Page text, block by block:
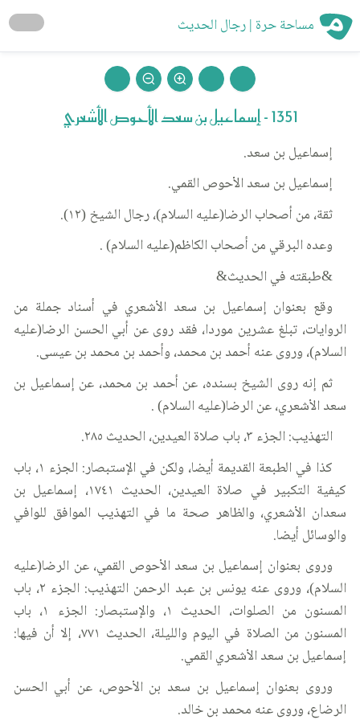
مساحة حرة | رجال الحديث
1351 - إسماعيل بن سعد الأحوص الأشعري
إسماعيل بن سعد.
إسماعيل بن سعد الأحوص القمي.
ثقة، من أصحاب الرضا(عليه السلام)، رجال الشيخ (١٢).
وعده البرقي من أصحاب الكاظم(عليه السلام) .
&طبقته في الحديث&
وقع بعنوان إسماعيل بن سعد الأشعري في أسناد جملة من
الروايات، تبلغ عشرين موردا، فقد روى عن أبي الحسن الرضا(عليه
السلام)، وروى عنه أحمد بن محمد، وأحمد بن محمد بن عيسى.
ثم إنه روى الشيخ بسنده، عن أحمد بن محمد، عن إسماعيل بن
سعد الأشعري، عن الرضا(عليه السلام) .
التهذيب: الجزء ٣، باب صلاة العيدين، الحديث ٢٨٥.
كذا في الطبعة القديمة أيضا، ولكن في الإستبصار: الجزء ١، باب
كيفية التكبير في صلاة العيدين، الحديث ١٧٤١، إسماعيل بن
سعدان الأشعري، والظاهر صحة ما في التهذيب الموافق للوافي
والوسائل أيضا.
وروى بعنوان إسماعيل بن سعد الأحوص القمي، عن الرضا(عليه
السلام)، وروى عنه يونس بن عبد الرحمن التهذيب: الجزء ٢، باب
المسنون من الصلوات، الحديث ١، والإستبصار: الجزء ١، باب
المسنون من الصلاة في اليوم والليلة، الحديث ٧٧١، إلا أن فيها:
إسماعيل بن سعد الأشعري القمي.
وروى بعنوان إسماعيل بن سعد بن الأحوص، عن أبي الحسن
الرضاع، وروى عنه محمد بن خالد.